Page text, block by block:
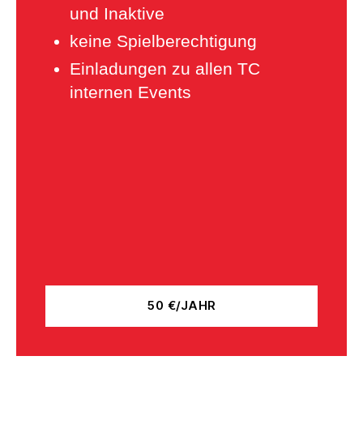
und Inaktive
keine Spielberechtigung
Einladungen zu allen TC
internen Events
50 €/JAHR